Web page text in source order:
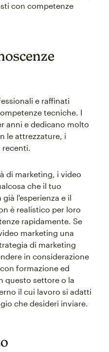
con competenze
e raffinati
tecniche. I
anni e dedicano molto
le attrezzature, i
recenti.
di marketing, i video
che il tuo
l'esperienza e il
è realistico per loro
rapidamente. Se
marketing una
di marketing
in considerazione
formazione ed
questo settore o la
il cui lavoro si adatti
che desideri inviare.